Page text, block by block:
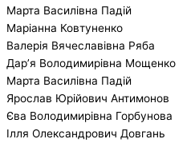
Марта Василівна Падій
Маріанна Ковтуненко
Валерія Вячеславівна Ряба
Дар’я Володимирівна Мощенко
Марта Василівна Падій
Ярослав Юрійович Антимонов
Єва Володимирівна Горбунова
Ілля Олександрович Довгань